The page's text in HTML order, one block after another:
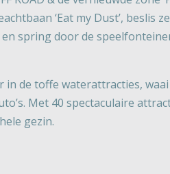
‘Eat my Dust’, beslis
en spring door de
in de toffe waterattracties,
Met 40 spectaculaire
gezin.